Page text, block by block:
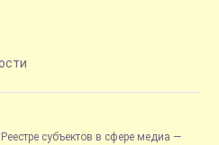
субъектов в сфере медиа —